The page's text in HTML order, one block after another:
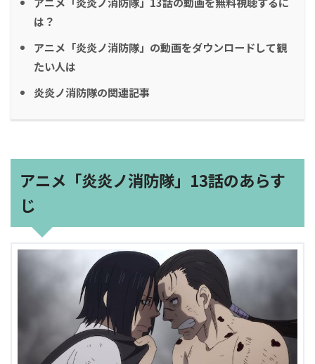
は？
アニメ「炎炎ノ消防隊」の動画をダウンロードして観
たい人は
炎炎ノ消防隊の関連記事
アニメ「炎炎ノ消防隊」13話のあらす
じ